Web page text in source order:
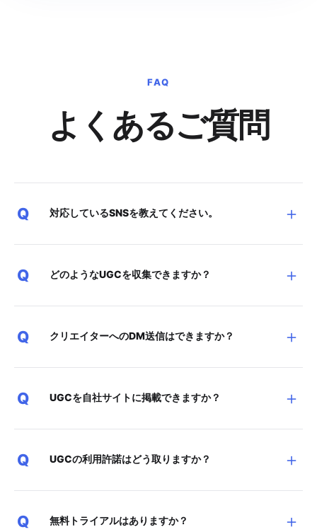
FAQ
よくあるご質問
Q 対応しているSNSを教えてください。 ＋
Q どのようなUGCを収集できますか？ ＋
Q クリエイターへのDM送信はできますか？ ＋
Q UGCを自社サイトに掲載できますか？ ＋
Q UGCの利用許諾はどう取りますか？ ＋
Q 無料トライアルはありますか？ ＋